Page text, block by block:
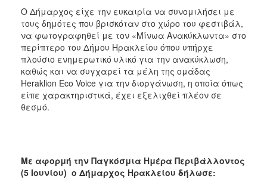
Ο Δήμαρχος είχε την ευκαιρία να συνομιλήσει με
τους δημότες που βρισκόταν στο χώρο του φεστιβάλ,
να φωτογραφηθεί με τον «Μίνωα Ανακύκλωντα» στο
περίπτερο του Δήμου Ηρακλείου όπου υπήρχε
πλούσιο ενημερωτικό υλικό για την ανακύκλωση,
καθώς και να συγχαρεί τα μέλη της ομάδας
Heraklion Eco Voice για την διοργάνωση, η οποία όπως
είπε χαρακτηριστικά, έχει εξελιχθεί πλέον σε
θεσμό.
Με αφορμή την Παγκόσμια Ημέρα Περιβάλλοντος
(5 Ιουνίου) ο Δήμαρχος Ηρακλείου δήλωσε: